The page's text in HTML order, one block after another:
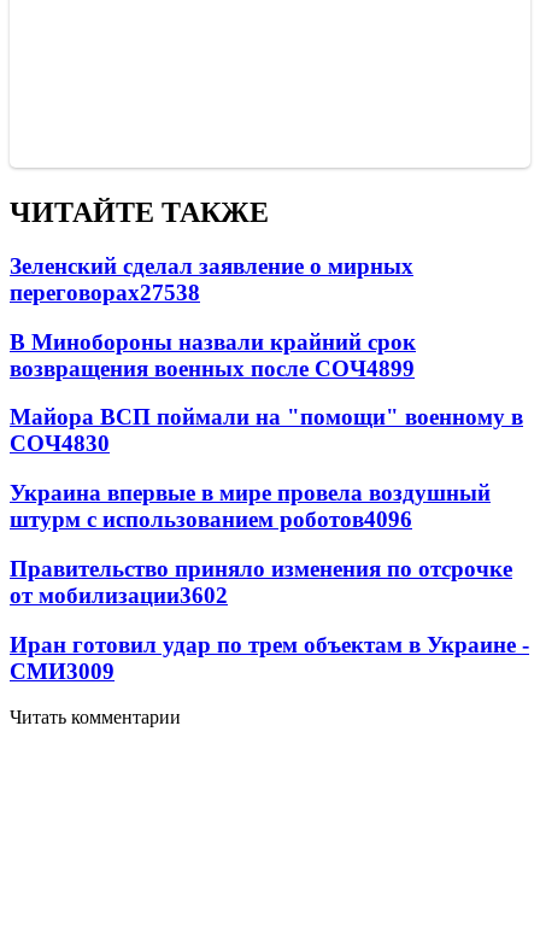
ЧИТАЙТЕ ТАКЖЕ
Зеленский сделал заявление о мирных
переговорах27538
В Минобороны назвали крайний срок
возвращения военных после СОЧ4899
Майора ВСП поймали на "помощи" военному в
СОЧ4830
Украина впервые в мире провела воздушный
штурм с использованием роботов4096
Правительство приняло изменения по отсрочке
от мобилизации3602
Иран готовил удар по трем объектам в Украине -
СМИ3009
Читать комментарии